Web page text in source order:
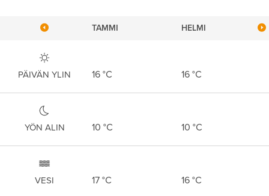
TAMMI HELMI
PÄIVÄN YLIN 16 °C 16 °C
YÖN ALIN 10 °C 10 °C
VESI 17 °C 16 °C